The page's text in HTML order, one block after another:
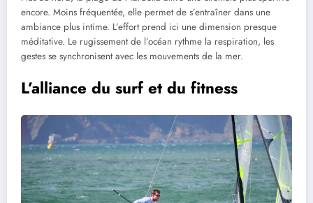
encore. Moins fréquentée, elle permet de s’entraîner dans une
ambiance plus intime. L’effort prend ici une dimension presque
méditative. Le rugissement de l’océan rythme la respiration, les
gestes se synchronisent avec les mouvements de la mer.
L’alliance du surf et du fitness